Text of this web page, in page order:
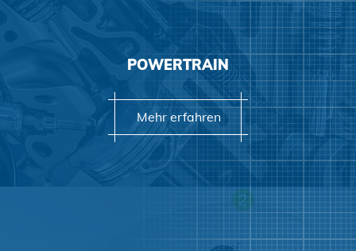
POWERTRAIN
Mehr erfahren
Mehr erfahren